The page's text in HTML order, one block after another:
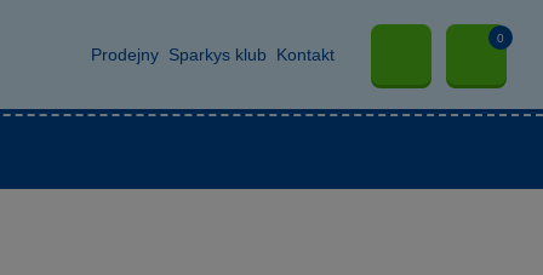
Prodejny Sparkys klub Kontakt
0